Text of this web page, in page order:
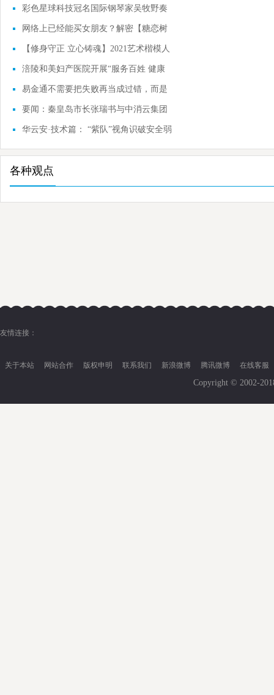
BaaS全新升级
彩色星球科技冠名国际钢琴家吴牧野奏
响指尖圆
网络上已经能买女朋友？解密【糖恋树
洞】网络
【修身守正 立心铸魂】2021艺术楷模人
物互联网展
涪陵和美妇产医院开展“服务百姓 健康
行动”义
易金通不需要把失败再当成过错，而是
一种学习
要闻：秦皇岛市长张瑞书与中消云集团
董事长宋
华云安·技术篇： “紫队”视角识破安全弱
点，
各种观点
友情连接：
关于本站 网站合作 版权申明 联系我们 新浪微博 腾讯微博 在线客服
Copyright © 2002-